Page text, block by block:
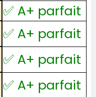
✅ A+ parfait
✅ A+ parfait
✅ A+ parfait
✅ A+ parfait